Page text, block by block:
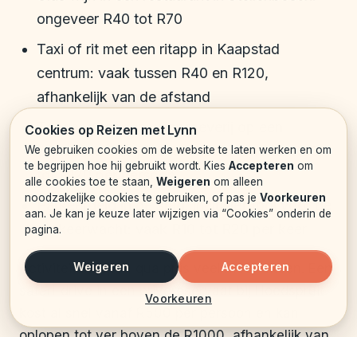
ongeveer R40 tot R70
Taxi of rit met een ritapp in Kaapstad
centrum: vaak tussen R40 en R120,
afhankelijk van de afstand
Toegang tot een wijnproeverij op een
wijnboerderij bij Franschhoek: rond de R60
tot R120 per persoon
Parkeergeld in de stad, inclusief fooi voor de
parkeerwacht: vaak R10 tot R20 per keer
Activiteiten lopen qua prijs veel meer uiteen. Een
safari-drive in een privéreservaat bij Hoedspruit
Cookies op Reizen met Lynn
We gebruiken cookies om de website te laten werken en om
te begrijpen hoe hij gebruikt wordt. Kies Accepteren om
alle cookies toe te staan, Weigeren om alleen
noodzakelijke cookies te gebruiken, of pas je Voorkeuren
aan. Je kan je keuze later wijzigen via “Cookies” onderin de
pagina.
Weigeren
Voorkeuren
Accepteren